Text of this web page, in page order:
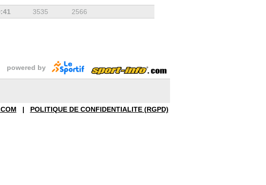
3535 2566
powered by
| POLITIQUE DE CONFIDENTIALITE (RGPD)